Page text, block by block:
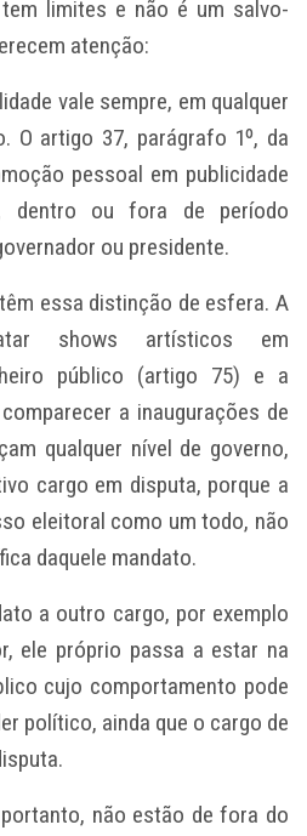
limites e não é um salvo-
atenção:
vale sempre, em qualquer
O artigo 37, parágrafo 1º, da
pessoal em publicidade
dentro ou fora de período
ou presidente.
essa distinção de esfera. A
shows artísticos em
público (artigo 75) e a
a inaugurações de
qualquer nível de governo,
cargo em disputa, porque a
eleitoral como um todo, não
daquele mandato.
a outro cargo, por exemplo
ele próprio passa a estar na
cujo comportamento pode
político, ainda que o cargo de
não estão de fora do